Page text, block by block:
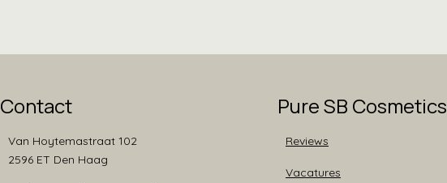
Contact
Van Hoytemastraat 102
2596 ET Den Haag
Pure SB Cosmetics
Reviews
Vacatures